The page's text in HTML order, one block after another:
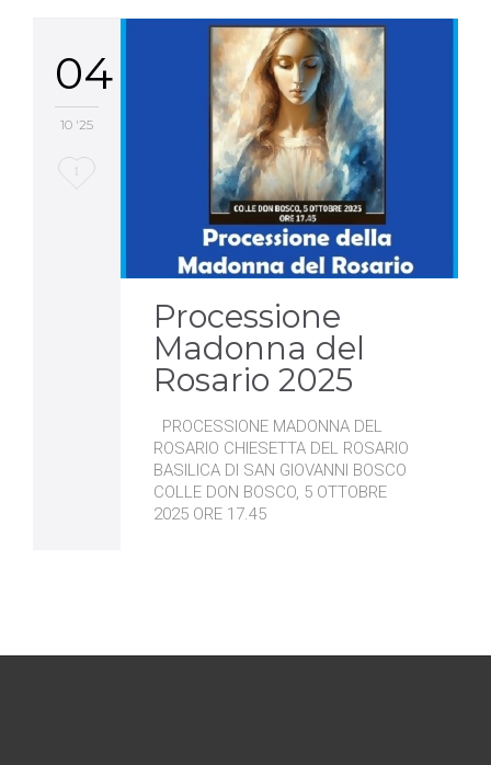
04
10 '25
Love
1
Processione
Madonna del
Rosario 2025
PROCESSIONE MADONNA DEL
ROSARIO CHIESETTA DEL ROSARIO
BASILICA DI SAN GIOVANNI BOSCO
COLLE DON BOSCO, 5 OTTOBRE
2025 ORE 17.45